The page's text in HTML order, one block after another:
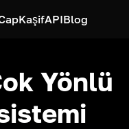
KaşifAPIBlog
Yönlü